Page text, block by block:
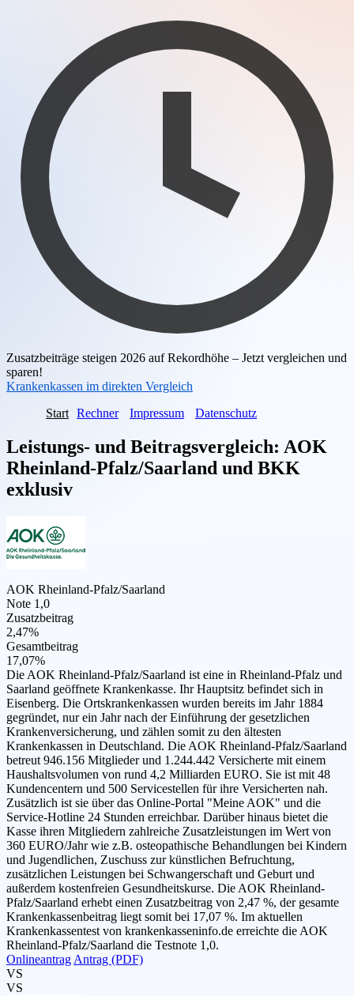
Zusatzbeiträge steigen 2026 auf Rekordhöhe – Jetzt vergleichen und
sparen!
Krankenkassen im direkten Vergleich
Start Rechner Impressum Datenschutz
Leistungs- und Beitragsvergleich: AOK
Rheinland-Pfalz/Saarland und BKK
exklusiv
AOK Rheinland-Pfalz/Saarland
Note 1,0
Zusatzbeitrag
2,47%
Gesamtbeitrag
17,07%
Die AOK Rheinland-Pfalz/Saarland ist eine in Rheinland-Pfalz und
Saarland geöffnete Krankenkasse. Ihr Hauptsitz befindet sich in
Eisenberg. Die Ortskrankenkassen wurden bereits im Jahr 1884
gegründet, nur ein Jahr nach der Einführung der gesetzlichen
Krankenversicherung, und zählen somit zu den ältesten
Krankenkassen in Deutschland. Die AOK Rheinland-Pfalz/Saarland
betreut 946.156 Mitglieder und 1.244.442 Versicherte mit einem
Haushaltsvolumen von rund 4,2 Milliarden EURO. Sie ist mit 48
Kundencentern und 500 Servicestellen für ihre Versicherten nah.
Zusätzlich ist sie über das Online-Portal "Meine AOK" und die
Service-Hotline 24 Stunden erreichbar. Darüber hinaus bietet die
Kasse ihren Mitgliedern zahlreiche Zusatzleistungen im Wert von
360 EURO/Jahr wie z.B. osteopathische Behandlungen bei Kindern
und Jugendlichen, Zuschuss zur künstlichen Befruchtung,
zusätzlichen Leistungen bei Schwangerschaft und Geburt und
außerdem kostenfreien Gesundheitskurse. Die AOK Rheinland-
Pfalz/Saarland erhebt einen Zusatzbeitrag von 2,47 %, der gesamte
Krankenkassenbeitrag liegt somit bei 17,07 %. Im aktuellen
Krankenkassentest von krankenkasseninfo.de erreichte die AOK
Rheinland-Pfalz/Saarland die Testnote 1,0.
Onlineantrag Antrag (PDF)
VS
VS